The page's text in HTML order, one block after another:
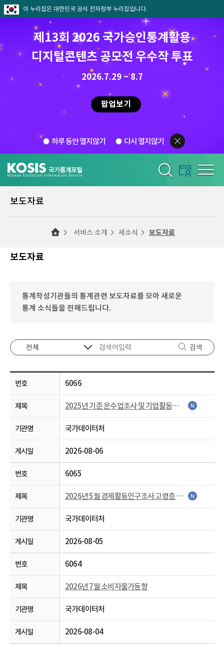
이 누리집은 대한민국 공식 전자정부 누리집입니다.
제13회 2026 국가승인통계활용
디지털콘텐츠 공모전 우수작 투표
2026.7.29 ~ 8.7
팝업보기
하루 동안 열지않기 다시 열지않기
보도자료
서비스 소개 새소식 보도자료
보도자료
통계작성기관들의 통계관련 보도자료를 모아 새로운
통계 소식들을 전해드립니다.
검색
6066
2025년 기준 운수업조사 및 기업활동조사 실시
국가데이터처
2026-08-06
6065
2026년 5월 경제활동인구조사 고령층 부가조사 결과
국가데이터처
2026-08-05
6064
2026년 7월 소비자물가동향
국가데이터처
2026-08-04